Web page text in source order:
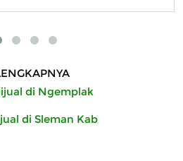
di Ngemplak
di Sleman Kab